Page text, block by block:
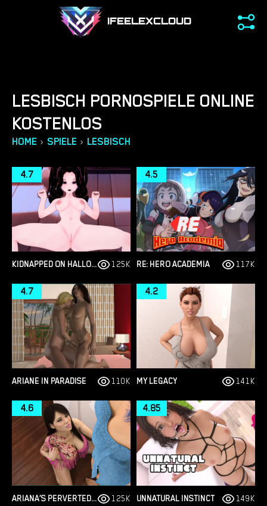
IFEELEXCLOUD
LESBISCH PORNOSPIELE ONLINE
KOSTENLOS
HOME › SPIELE › LESBISCH
KIDNAPPED ON HALLOWEEN
4.7
125K RE: HERO ACADEMIA
4.5
117K
ARIANE IN PARADISE
4.7
110K MY LEGACY
4.2
141K
ARIANA’S PERVERTED DIARY
4.6
125K UNNATURAL INSTINCT
4.85
149K